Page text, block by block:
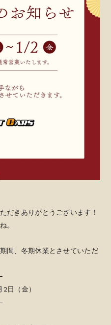
だきありがとうございます！
。
間、冬期休業とさせていただ
日（金）